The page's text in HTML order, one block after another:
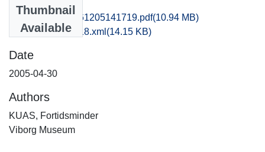
Thumbnail
Available
vsm1kate_20161205141719.pdf(10.94 MB)
recordxml_item_18.xml (14.15 KB)
Date
2005-04-30
Authors
KUAS, Fortidsminder
Viborg Museum